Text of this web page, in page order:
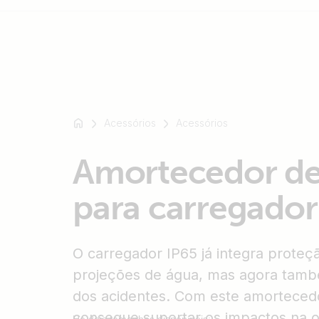
Acessórios Acessórios
Amortecedor
para
O carregador IP65 já integra
projeções de água, mas agora
dos acidentes. Com este